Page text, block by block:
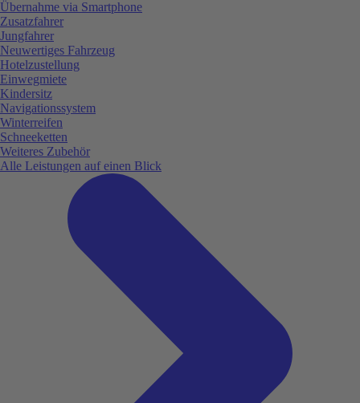
Übernahme via Smartphone
Zusatzfahrer
Jungfahrer
Neuwertiges Fahrzeug
Hotelzustellung
Einwegmiete
Kindersitz
Navigationssystem
Winterreifen
Schneeketten
Weiteres Zubehör
Alle Leistungen auf einen Blick